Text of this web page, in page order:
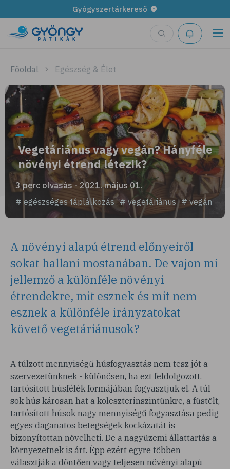
Gyógyszertárkereső
Főoldal Egészség & Élet
Vegetáriánus vagy vegán? Hányféle
növényi étrend létezik?
3 perc olvasás - 2021. május 01.
# egészséges táplálkozás # vegetáriánus # vegán
A növényi alapú étrend előnyeiről
sokat hallani mostanában. De vajon mi
jellemző a különféle növényi
étrendekre, mit esznek és mit nem
esznek a különféle irányzatokat
követő vegetáriánusok?
A túlzott mennyiségű húsfogyasztás nem tesz jót a
szervezetünknek - különösen, ha ezt feldolgozott,
tartósított húsfélék formájában fogyasztjuk el. A túl
sok hús károsan hat a koleszterinszintünkre, a füstölt,
tartósított húsok nagy mennyiségű fogyasztása pedig
egyes daganatos betegségek kockázatát is
bizonyítottan növelheti. De a nagyüzemi állattartás a
környezetnek is árt. Épp ezért egyre többen
választják a döntően vagy teljesen növényi alapú